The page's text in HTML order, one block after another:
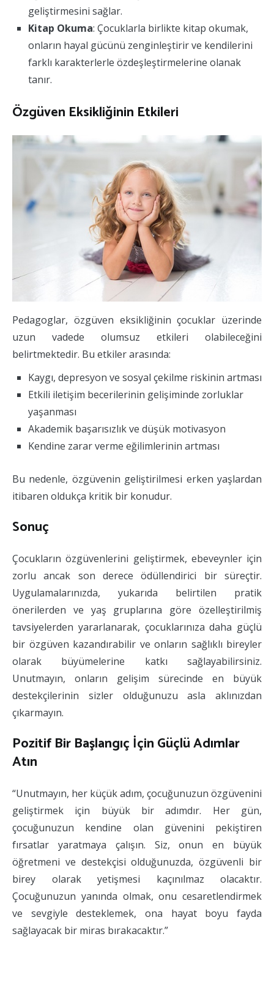
geliştirmesini sağlar.
Kitap Okuma: Çocuklarla birlikte kitap okumak,
onların hayal gücünü zenginleştirir ve kendilerini
farklı karakterlerle özdeşleştirmelerine olanak
tanır.
Özgüven Eksikliğinin Etkileri
Pedagoglar, özgüven eksikliğinin çocuklar üzerinde
uzun vadede olumsuz etkileri olabileceğini
belirtmektedir. Bu etkiler arasında:
Kaygı, depresyon ve sosyal çekilme riskinin artması
Etkili iletişim becerilerinin gelişiminde zorluklar
yaşanması
Akademik başarısızlık ve düşük motivasyon
Kendine zarar verme eğilimlerinin artması
Bu nedenle, özgüvenin geliştirilmesi erken yaşlardan
itibaren oldukça kritik bir konudur.
Sonuç
Çocukların özgüvenlerini geliştirmek, ebeveynler için
zorlu ancak son derece ödüllendirici bir süreçtir.
Uygulamalarınızda, yukarıda belirtilen pratik
önerilerden ve yaş gruplarına göre özelleştirilmiş
tavsiyelerden yararlanarak, çocuklarınıza daha güçlü
bir özgüven kazandırabilir ve onların sağlıklı bireyler
olarak büyümelerine katkı sağlayabilirsiniz.
Unutmayın, onların gelişim sürecinde en büyük
destekçilerinin sizler olduğunuzu asla aklınızdan
çıkarmayın.
Pozitif Bir Başlangıç İçin Güçlü Adımlar
Atın
“Unutmayın, her küçük adım, çocuğunuzun özgüvenini
geliştirmek için büyük bir adımdır. Her gün,
çocuğunuzun kendine olan güvenini pekiştiren
fırsatlar yaratmaya çalışın. Siz, onun en büyük
öğretmeni ve destekçisi olduğunuzda, özgüvenli bir
birey olarak yetişmesi kaçınılmaz olacaktır.
Çocuğunuzun yanında olmak, onu cesaretlendirmek
ve sevgiyle desteklemek, ona hayat boyu fayda
sağlayacak bir miras bırakacaktır.”